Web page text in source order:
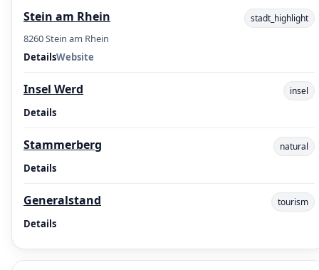
Stein am Rhein stadt_highlight
8260 Stein am Rhein
DetailsWebsite
Insel Werd insel
Details
Stammerberg natural
Details
Generalstand tourism
Details